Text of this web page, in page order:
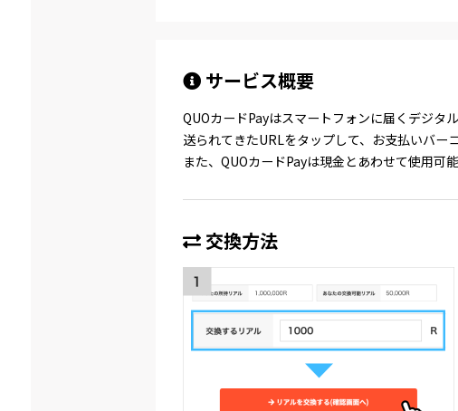
サービス概要
QUOカードPayはスマートフォンに届くデジタ
送られてきたURLをタップして、お支払いバー
また、QUOカードPayは現金とあわせて使用可
交換方法